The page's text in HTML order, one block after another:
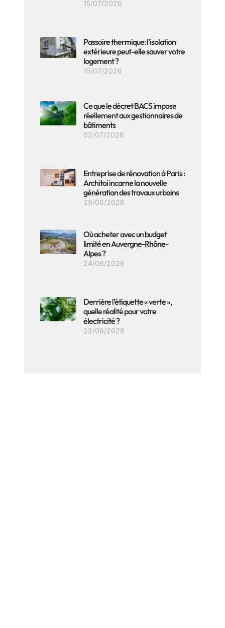
15/07/2026
Passoire thermique: l’isolation
extérieure peut-elle sauver votre
logement ?
15/07/2026
Ce que le décret BACS impose
réellement aux gestionnaires de
bâtiments
02/07/2026
Entreprise de rénovation à Paris :
Architoi incarne la nouvelle
génération des travaux urbains
29/06/2026
Où acheter avec un budget
limité en Auvergne-Rhône-
Alpes ?
24/06/2026
Derrière l’étiquette « verte »,
quelle réalité pour votre
électricité ?
22/06/2026